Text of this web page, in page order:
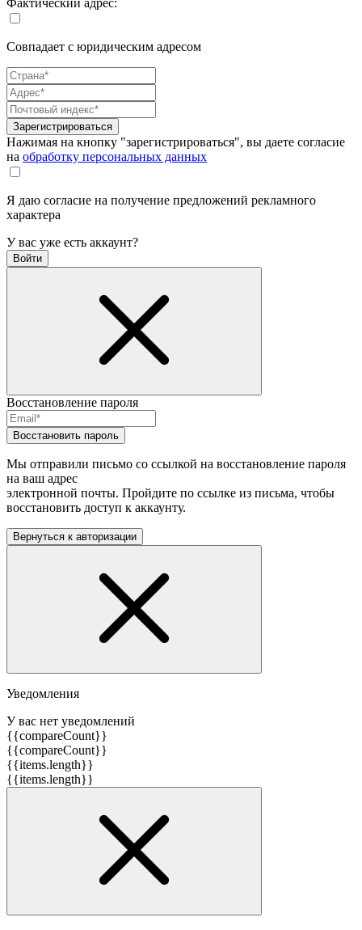
Совпадает с юридическим адресом
Зарегистрироваться
Нажимая на кнопку "зарегистрироваться", вы даете согласие
на обработку персональных данных
Я даю согласие на получение предложений рекламного
характера
У вас уже есть аккаунт?
Войти
Восстановление пароля
Восстановить пароль
Мы отправили письмо со ссылкой на восстановление пароля
на ваш адрес
электронной почты. Пройдите по ссылке из письма, чтобы
восстановить доступ к аккаунту.
Вернуться к авторизации
Уведомления
У вас нет уведомлений
{{compareCount}}
{{compareCount}}
{{items.length}}
{{items.length}}